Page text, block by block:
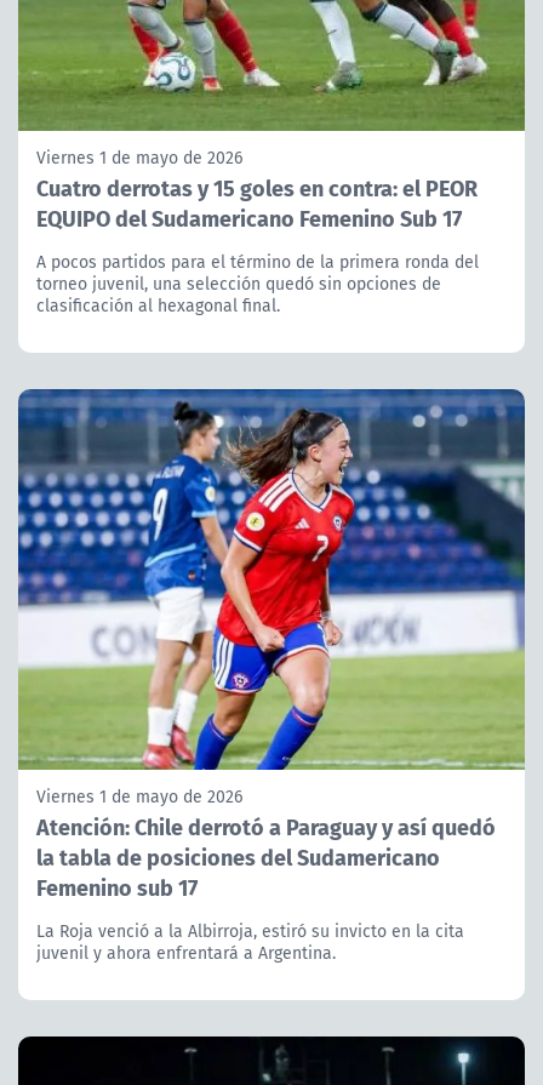
Viernes 1 de mayo de 2026
Cuatro derrotas y 15 goles en contra: el PEOR
EQUIPO del Sudamericano Femenino Sub 17
A pocos partidos para el término de la primera ronda del
torneo juvenil, una selección quedó sin opciones de
clasificación al hexagonal final.
Viernes 1 de mayo de 2026
Atención: Chile derrotó a Paraguay y así quedó
la tabla de posiciones del Sudamericano
Femenino sub 17
La Roja venció a la Albirroja, estiró su invicto en la cita
juvenil y ahora enfrentará a Argentina.